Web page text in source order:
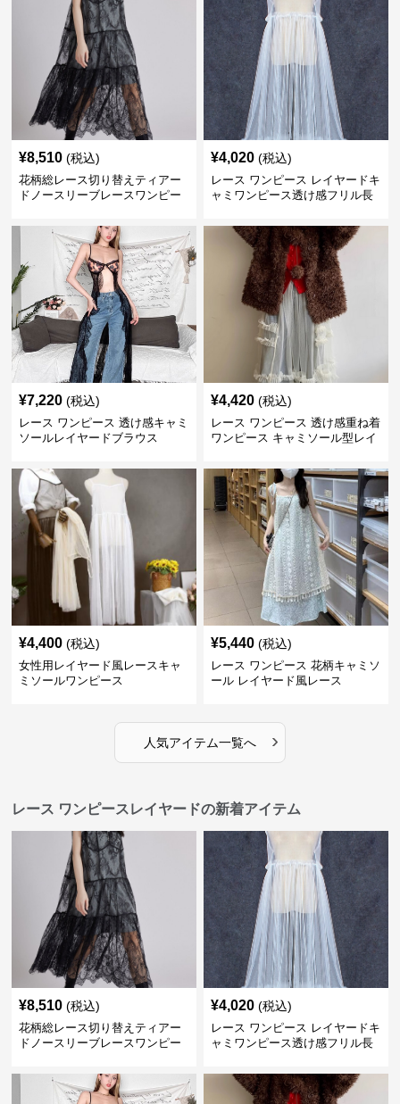
¥8,510 (税込)
花柄総レース切り替えティアー
ドノースリーブレースワンピー
¥4,020 (税込)
レース ワンピース レイヤードキ
ャミワンピース透け感フリル長
¥7,220 (税込)
レース ワンピース 透け感キャミ
ソールレイヤードブラウス
¥4,420 (税込)
レース ワンピース 透け感重ね着
ワンピース キャミソール型レイ
¥4,400 (税込)
女性用レイヤード風レースキャ
ミソールワンピース
¥5,440 (税込)
レース ワンピース 花柄キャミソ
ール レイヤード風レース
人気アイテム一覧へ ›
レース ワンピースレイヤードの新着アイテム
¥8,510 (税込)
花柄総レース切り替えティアー
ドノースリーブレースワンピー
¥4,020 (税込)
レース ワンピース レイヤードキ
ャミワンピース透け感フリル長